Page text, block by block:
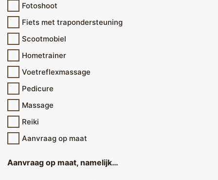
Fotoshoot
Fiets met trapondersteuning
Scootmobiel
Hometrainer
Voetreflexmassage
Pedicure
Massage
Reiki
Aanvraag op maat
Aanvraag op maat, namelijk…